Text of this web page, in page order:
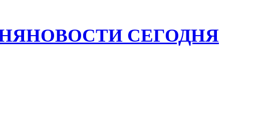
НОВОСТИ СЕГОДНЯ